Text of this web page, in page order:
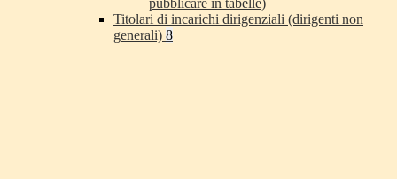
pubblicare in tabelle)
Titolari di incarichi dirigenziali (dirigenti non
generali) 8